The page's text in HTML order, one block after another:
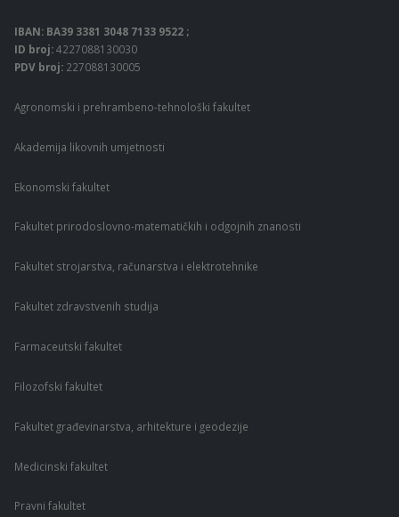
IBAN: BA39 3381 3048 7133 9522 ;
ID broj:4227088130030
PDV broj: 227088130005
Agronomski i prehrambeno-tehnološki fakultet
Akademija likovnih umjetnosti
Ekonomski fakultet
Fakultet prirodoslovno-matematičkih i odgojnih znanosti
Fakultet strojarstva, računarstva i elektrotehnike
Fakultet zdravstvenih studija
Farmaceutski fakultet
Filozofski fakultet
Fakultet građevinarstva, arhitekture i geodezije
Medicinski fakultet
Pravni fakultet